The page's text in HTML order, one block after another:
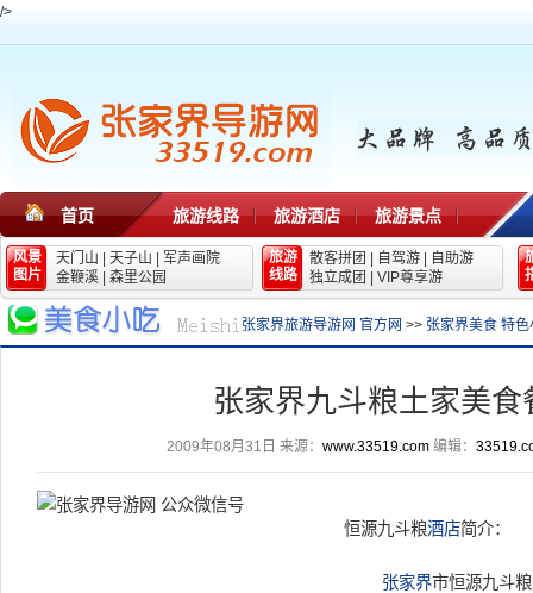
/>
首页 旅游线路 旅游酒店 旅游景点
风景
图片
天门山 天子山
军声画院
金鞭溪
森里公园
旅游
线路
散客拼团 自驾游
自助游
独立成团
VIP尊享游
张家界旅游导游网 官方网 >> 张家界美食 特
张家界九斗粮土家美食
2009年08月31日 来源： www.33519.com编辑：
恒源九斗粮酒店简介：
张家界市恒源九斗